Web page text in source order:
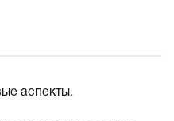
аспекты.